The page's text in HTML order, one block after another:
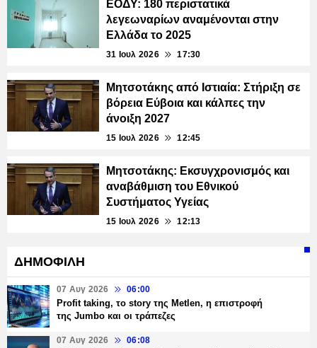
ΕΟΔΥ: 180 περιστατικά
λεγεωναρίων αναμένονται στην
Ελλάδα το 2025
31 Ιουλ 2026 17:30
Μητσοτάκης από Ιστιαία: Στήριξη σε
βόρεια Εύβοια και κάλπες την
άνοιξη 2027
15 Ιουλ 2026 12:45
Μητσοτάκης: Εκσυγχρονισμός και
αναβάθμιση του Εθνικού
Συστήματος Υγείας
15 Ιουλ 2026 12:13
ΔΗΜΟΦΙΛΗ
07 Αυγ 2026 06:00
Profit taking, το story της Metlen, η επιστροφή
της Jumbo και οι τράπεζες
07 Αυγ 2026 06:08